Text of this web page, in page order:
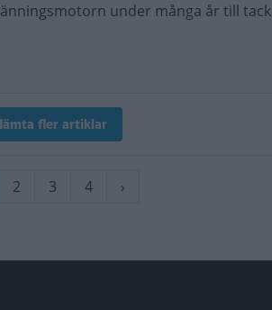
under många år till tack
fler artiklar
Sida
2 Sida
3 Sida
4
Nästa
›